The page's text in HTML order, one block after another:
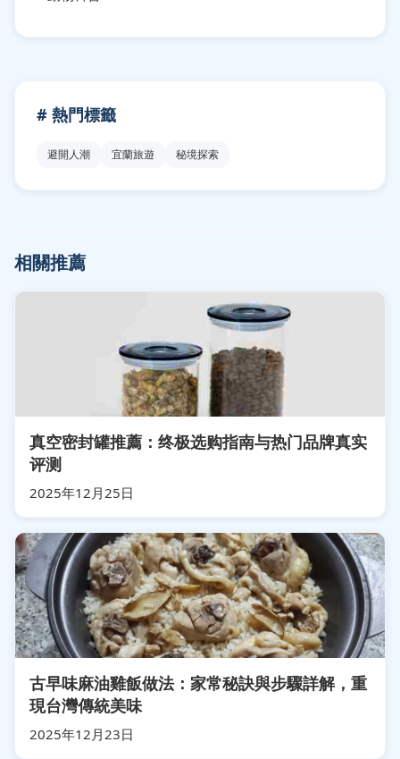
# 熱門標籤
避開人潮 宜蘭旅遊 秘境探索
相關推薦
真空密封罐推薦：终极选购指南与热门品牌真实
评测
2025年12月25日
古早味麻油雞飯做法：家常秘訣與步驟詳解，重
現台灣傳統美味
2025年12月23日